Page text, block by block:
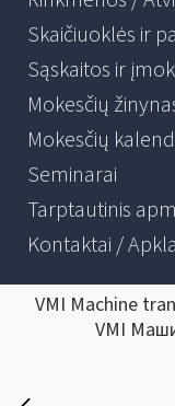
Skaičiuoklės ir
Sąskaitos ir
Mokesčių
Mokesčių
Seminarai
Tarptautinis
Kontaktai /
VMI Machine
VMI